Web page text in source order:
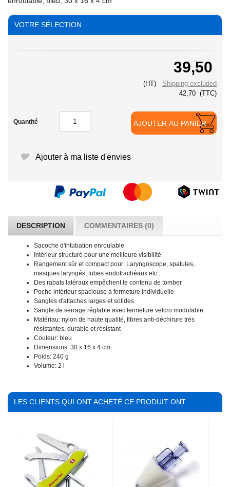
VOTRE SÉLECTION
39,50
(HT)
Shipping excluded
42,70 (TTC)
Quantité AJOUTER AU PANIER
Ajouter à ma liste d'envies
DESCRIPTION COMMENTAIRES (0)
Sacoche d'intubation enroulable
Intérieur structuré pour une meilleure visibilité
Rangement sûr et compact pour: Laryngoscope, spatules,
masques laryngés, tubes endotrachéaux etc...
Des rabats latéraux empêchent le contenu de tomber
Poche intérieur spacieuse à fermeture individuelle
Sangles d'attaches larges et solides
Sangle de serrage réglable avec fermeture velcro modulable
Matériau: nylon de haute qualité, fibres anti-déchirure très
résistantes, durable et résistant
Couleur: bleu
Dimensions: 30 x 16 x 4 cm
Poids: 240 g
Volume: 2 l
LES CLIENTS QUI ONT ACHETÉ CE PRODUIT ONT